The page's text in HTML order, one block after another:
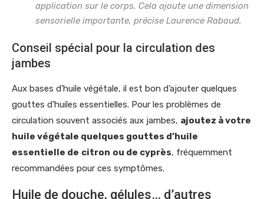
application sur le corps. Cela ajoute une dimension
sensorielle importante, précise Laurence Rabaud.
Conseil spécial pour la circulation des
jambes
Aux bases d’huile végétale, il est bon d’ajouter quelques
gouttes d’huiles essentielles. Pour les problèmes de
circulation souvent associés aux jambes, ajoutez à votre
huile végétale quelques gouttes d’huile
essentielle de citron ou de cyprès, fréquemment
recommandées pour ces symptômes.
Huile de douche, gélules… d’autres